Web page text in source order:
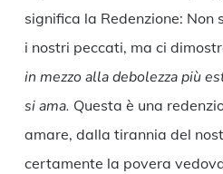
significa la Redenzione: Non
i nostri peccati, ma ci
in mezzo alla debolezza più
si ama. Questa è una
amare, dalla tirannia del
certamente la povera